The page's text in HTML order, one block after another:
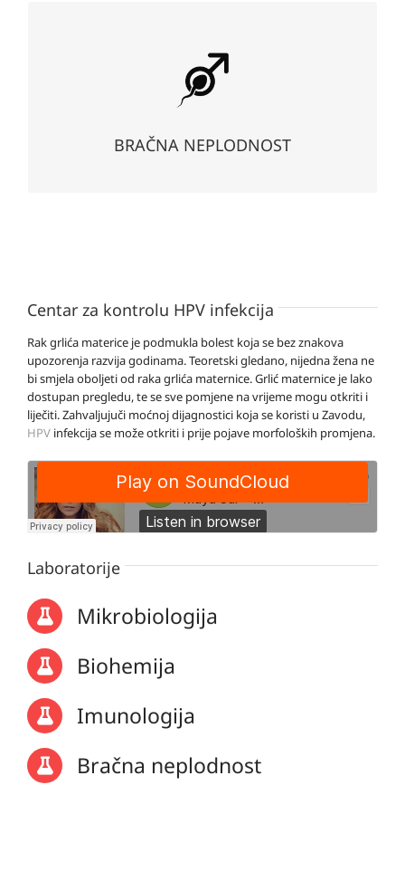
BRAČNA NEPLODNOST
Bračna neplodnost
Prema definiciji Svjetske zdravstvene organizacije
„neplodnost je bolest reproduktivnog sistema definisana
kao izostanak kliničke trudnoće nakon 12 ili više mjeseci
Centar za kontrolu HPV infekcija
Rak grlića materice je podmukla bolest koja se bez znakova
upozorenja razvija godinama. Teoretski gledano, nijedna žena ne
bi smjela oboljeti od raka grlića maternice. Grlić maternice je lako
dostupan pregledu, te se sve pomjene na vrijeme mogu otkriti i
liječiti. Zahvaljujuči moćnoj dijagnostici koja se koristi u Zavodu,
HPV infekcija se može otkriti i prije pojave morfoloških promjena.
Laboratorije
Mikrobiologija
Biohemija
Imunologija
Bračna neplodnost